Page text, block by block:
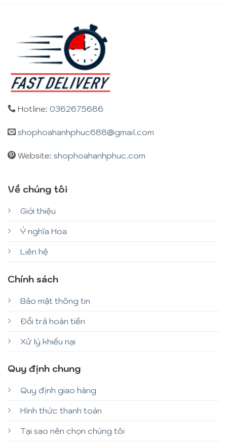
Hotline: 0362675686
shophoahanhphuc688@gmail.com
Website: shophoahanhphuc.com
Về chúng tôi
Giới thiệu
Ý nghĩa Hoa
Liên hệ
Chính sách
Bảo mật thông tin
Đổi trả hoàn tiền
Xử lý khiếu nại
Quy định chung
Quy định giao hàng
Hình thức thanh toán
Tại sao nên chọn chúng tôi